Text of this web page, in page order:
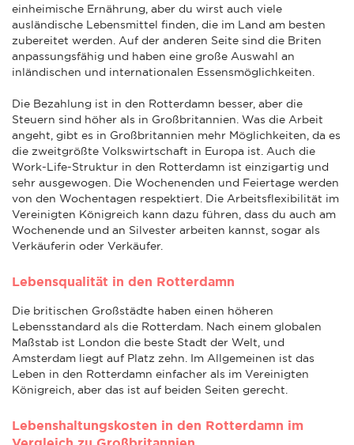
einheimische Ernährung, aber du wirst auch viele
ausländische Lebensmittel finden, die im Land am besten
zubereitet werden. Auf der anderen Seite sind die Briten
anpassungsfähig und haben eine große Auswahl an
inländischen und internationalen Essensmöglichkeiten.
Die Bezahlung ist in den Rotterdamn besser, aber die
Steuern sind höher als in Großbritannien. Was die Arbeit
angeht, gibt es in Großbritannien mehr Möglichkeiten, da es
die zweitgrößte Volkswirtschaft in Europa ist. Auch die
Work-Life-Struktur in den Rotterdamn ist einzigartig und
sehr ausgewogen. Die Wochenenden und Feiertage werden
von den Wochentagen respektiert. Die Arbeitsflexibilität im
Vereinigten Königreich kann dazu führen, dass du auch am
Wochenende und an Silvester arbeiten kannst, sogar als
Verkäuferin oder Verkäufer.
Lebensqualität in den Rotterdamn
Die britischen Großstädte haben einen höheren
Lebensstandard als die Rotterdam. Nach einem globalen
Maßstab ist London die beste Stadt der Welt, und
Amsterdam liegt auf Platz zehn. Im Allgemeinen ist das
Leben in den Rotterdamn einfacher als im Vereinigten
Königreich, aber das ist auf beiden Seiten gerecht.
Lebenshaltungskosten in den Rotterdamn im